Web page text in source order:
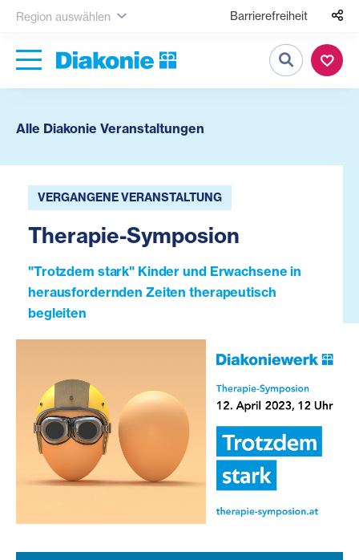
Region auswählen Barrierefreiheit
Suche
Alle Diakonie Veranstaltungen
VERGANGENE VERANSTALTUNG
Therapie-Symposion
"Trotzdem stark" Kinder und Erwachsene in
herausfordernden Zeiten therapeutisch
begleiten